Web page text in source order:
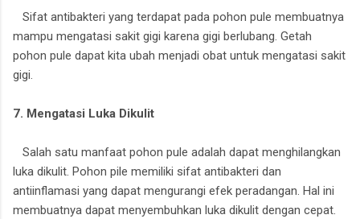
Sifat antibakteri yang terdapat pada pohon pule membuatnya
mampu mengatasi sakit gigi karena gigi berlubang. Getah
pohon pule dapat kita ubah menjadi obat untuk mengatasi sakit
gigi.
7. Mengatasi Luka Dikulit
Salah satu manfaat pohon pule adalah dapat menghilangkan
luka dikulit. Pohon pile memiliki sifat antibakteri dan
antiinflamasi yang dapat mengurangi efek peradangan. Hal ini
membuatnya dapat menyembuhkan luka dikulit dengan cepat.